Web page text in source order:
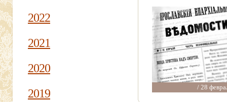
2022
2021
2020
2019
/ 28